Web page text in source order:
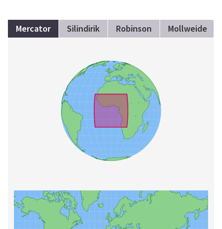
Mercator Silindirik Robinson Mollweide